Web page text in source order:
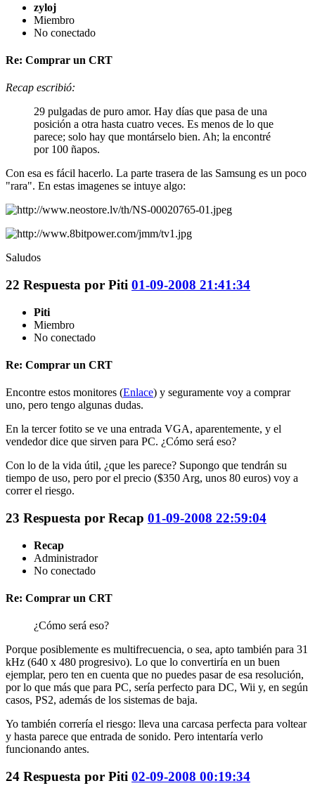
zyloj
Miembro
No conectado
Re: Comprar un CRT
Recap escribió:
29 pulgadas de puro amor. Hay días que pasa de una
posición a otra hasta cuatro veces. Es menos de lo que
parece; solo hay que montárselo bien. Ah; la encontré
por 100 ñapos.
Con esa es fácil hacerlo. La parte trasera de las Samsung es un poco
"rara". En estas imagenes se intuye algo:
Saludos
22 Respuesta por Piti 01-09-2008 21:41:34
Piti
Miembro
No conectado
Re: Comprar un CRT
Encontre estos monitores (Enlace) y seguramente voy a comprar
uno, pero tengo algunas dudas.
En la tercer fotito se ve una entrada VGA, aparentemente, y el
vendedor dice que sirven para PC. ¿Cómo será eso?
Con lo de la vida útil, ¿que les parece? Supongo que tendrán su
tiempo de uso, pero por el precio ($350 Arg, unos 80 euros) voy a
correr el riesgo.
23 Respuesta por Recap 01-09-2008 22:59:04
Recap
Administrador
No conectado
Re: Comprar un CRT
¿Cómo será eso?
Porque posiblemente es multifrecuencia, o sea, apto también para 31
kHz (640 x 480 progresivo). Lo que lo convertiría en un buen
ejemplar, pero ten en cuenta que no puedes pasar de esa resolución,
por lo que más que para PC, sería perfecto para DC, Wii y, en según
casos, PS2, además de los sistemas de baja.
Yo también correría el riesgo: lleva una carcasa perfecta para voltear
y hasta parece que entrada de sonido. Pero intentaría verlo
funcionando antes.
24 Respuesta por Piti 02-09-2008 00:19:34